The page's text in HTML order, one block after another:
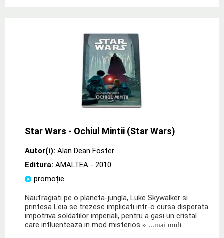
Star Wars - Ochiul Mintii (Star Wars)
Autor(i): Alan Dean Foster
Editura: AMALTEA - 2010
promoție
Naufragiati pe o planeta-jungla, Luke Skywalker si
printesa Leia se trezesc implicati intr-o cursa disperata
impotriva soldatilor imperiali, pentru a gasi un cristal
care influenteaza in mod misterios » ...mai mult